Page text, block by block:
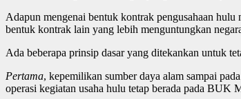
Adapun mengenai bentuk kontrak pengusahaan
bentuk kontrak lain yang lebih menguntungkan
Ada beberapa prinsip dasar yang ditekankan untuk
Pertama, kepemilikan sumber daya alam sampai
operasi kegiatan usaha hulu tetap berada pada BUK